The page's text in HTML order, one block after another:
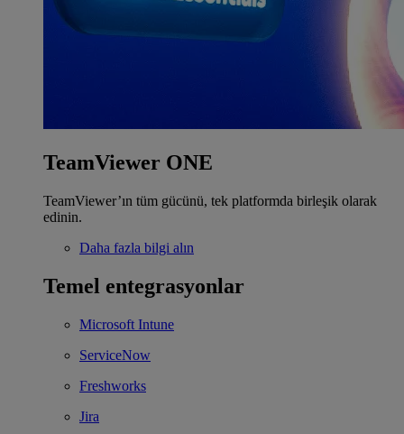
TeamViewer ONE
TeamViewer’ın tüm gücünü, tek platformda birleşik olarak
edinin.
Daha fazla bilgi alın
Temel entegrasyonlar
Microsoft Intune
ServiceNow
Freshworks
Jira